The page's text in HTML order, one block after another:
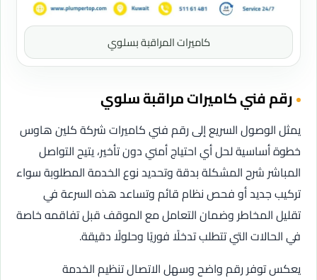
كاميرات المراقبة بسلوي
رقم فني كاميرات مراقبة سلوي
يمثل الوصول السريع إلى رقم فني كاميرات شركة كلين هاوس
خطوة أساسية لحل أي احتياج أمني دون تأخير، يتيح التواصل
المباشر شرح المشكلة بدقة وتحديد نوع الخدمة المطلوبة سواء
تركيب جديد أو فحص نظام قائم وتساعد هذه السرعة في
تقليل المخاطر وضمان التعامل مع الموقف قبل تفاقمه خاصة
في الحالات التي تتطلب تدخلًا فوريًا وحلولًا دقيقة.
يعكس توفر رقم واضح وسهل الاتصال تنظيم الخدمة